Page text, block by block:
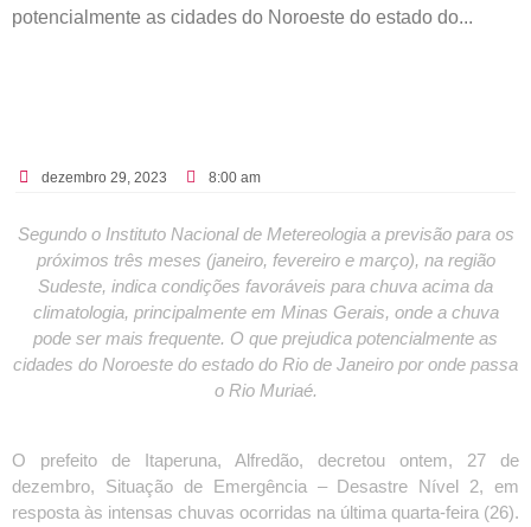
potencialmente as cidades do Noroeste do estado do...
dezembro 29, 2023 8:00 am
Segundo o Instituto Nacional de Metereologia a previsão para os
próximos três meses (janeiro, fevereiro e março), na região
Sudeste, indica condições favoráveis para chuva acima da
climatologia, principalmente em Minas Gerais, onde a chuva
pode ser mais frequente. O que prejudica potencialmente as
cidades do Noroeste do estado do Rio de Janeiro por onde passa
o Rio Muriaé.
O prefeito de Itaperuna, Alfredão, decretou ontem, 27 de
dezembro, Situação de Emergência – Desastre Nível 2, em
resposta às intensas chuvas ocorridas na última quarta-feira (26).